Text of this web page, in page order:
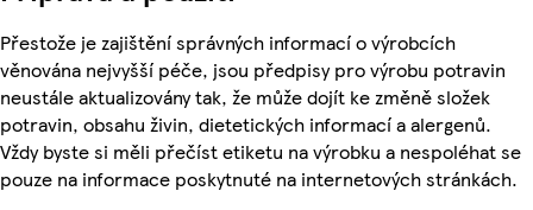
Přestože je zajištění správných informací o výrobcích
věnována nejvyšší péče, jsou předpisy pro výrobu potravin
neustále aktualizovány tak, že může dojít ke změně složek
potravin, obsahu živin, dietetických informací a alergenů.
Vždy byste si měli přečíst etiketu na výrobku a nespoléhat se
pouze na informace poskytnuté na internetových stránkách.